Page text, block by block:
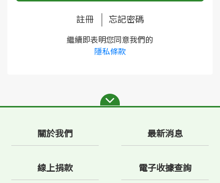
註冊 忘記密碼
繼續即表明您同意我們的
隱私條款
關於我們 最新消息
線上捐款 電子收據查詢